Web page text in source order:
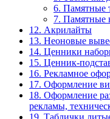
6. Памятные
7. Памятные
12. Акрилайты
13. Неоновые
14. Ценники
15. Ценник-
16. Рекламное
17. Оформление
18. Оформление
рекламы,
19. Таблички